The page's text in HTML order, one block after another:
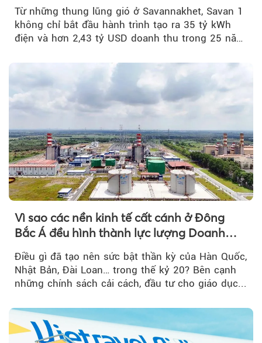
Từ những thung lũng gió ở Savannakhet, Savan 1
không chỉ bắt đầu hành trình tạo ra 35 tỷ kWh
điện và hơn 2,43 tỷ USD doanh thu trong 25 năm
Vì sao các nền kinh tế cất cánh ở Đông
Bắc Á đều hình thành lực lượng Doanh
Điều gì đã tạo nên sức bật thần kỳ của Hàn Quốc,
Nhật Bản, Đài Loan… trong thế kỷ 20? Bên cạnh
những chính sách cải cách, đầu tư cho giáo dục...